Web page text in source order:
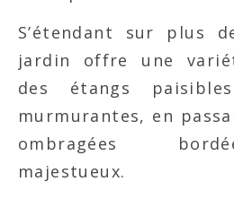
S’étendant sur plus
jardin offre une
des étangs
murmurantes, en
ombragées
majestueux.